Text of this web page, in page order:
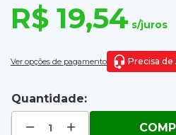
R$ 19,54 s/juros
Ver opções de pagamento Precisa de
Quantidade: